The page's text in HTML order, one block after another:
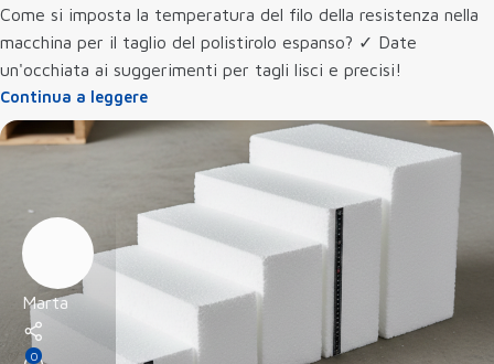
Come si imposta la temperatura del filo della resistenza nella
macchina per il taglio del polistirolo espanso? ✓ Date
un'occhiata ai suggerimenti per tagli lisci e precisi!
Continua a leggere
Marta
0